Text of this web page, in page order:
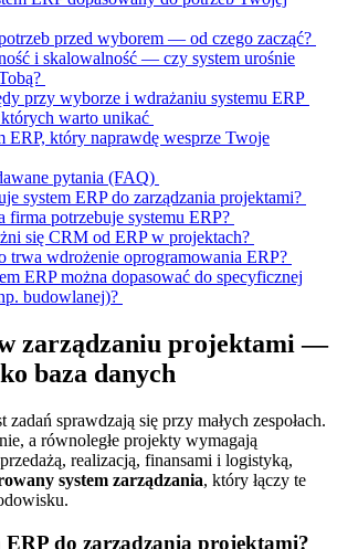
przed wyborem — od czego zacząć?
i skalowalność — czy system urośnie
przy wyborze i wdrażaniu systemu ERP
których warto unikać
ERP, który naprawdę wesprze Twoje
pytania (FAQ)
system ERP do zarządzania projektami?
firma potrzebuje systemu ERP?
się CRM od ERP w projektach?
trwa wdrożenie oprogramowania ERP?
ERP można dopasować do specyficznej
budowlanej)?
w zarządzaniu projektami —
baza danych
sprawdzają się przy małych zespołach.
a równoległe projekty wymagają
realizacją, finansami i logistyką,
system zarządzania, który łączy te
ERP do zarządzania projektami?